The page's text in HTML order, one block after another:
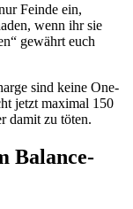
Feinde ein,
wenn ihr sie
gewährt euch
sind keine One-
jetzt maximal 150
damit zu töten.
Balance-